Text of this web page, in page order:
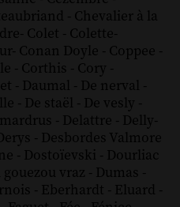
- Chevalier à la
- Colet - Colette-
- Conan Doyle - Coppee -
- Corthis - Cory -
- Daumal - De nerval -
- De staël - De vesly -
- Delattre - Delly-
- Desbordes Valmore
- Dostoïevski - Dourliac
gouezou vraz - Dumas -
- Eberhardt - Eluard -